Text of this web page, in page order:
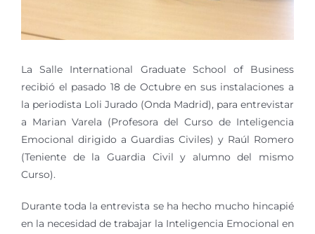
La Salle International Graduate School of Business
recibió el pasado 18 de Octubre en sus instalaciones a
la periodista Loli Jurado (Onda Madrid), para entrevistar
a Marian Varela (Profesora del Curso de Inteligencia
Emocional dirigido a Guardias Civiles) y Raúl Romero
(Teniente de la Guardia Civil y alumno del mismo
Curso).
Durante toda la entrevista se ha hecho mucho hincapié
en la necesidad de trabajar la Inteligencia Emocional en